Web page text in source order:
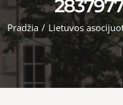
Pradžia / Lietuvos